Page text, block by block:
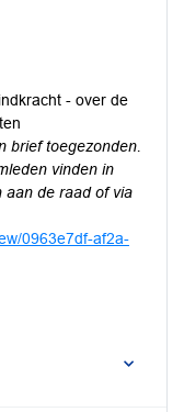
- over de
brief toegezonden.
vinden in
aan de raad of via
0963e7df-af2a-